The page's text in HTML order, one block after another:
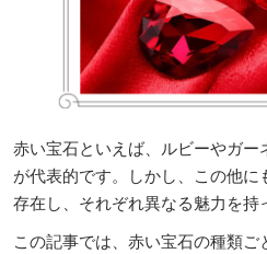
赤い宝石といえば、ルビーやガ
が代表的です。しかし、この他に
存在し、それぞれ異なる魅力を持
この記事では、赤い宝石の種類